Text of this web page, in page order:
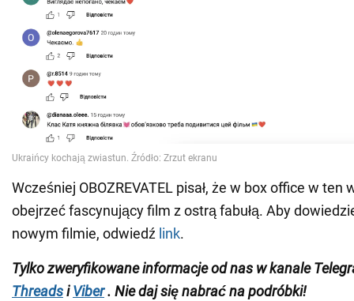
Wcześniej OBOZREVATEL pisał, że w box office w ten
obejrzeć fascynujący film z ostrą fabułą. Aby
nowym filmie, odwiedź link.
Tylko zweryfikowane informacje od nas w kanale
Threadsi Viber. Nie daj się nabrać na podróbki!